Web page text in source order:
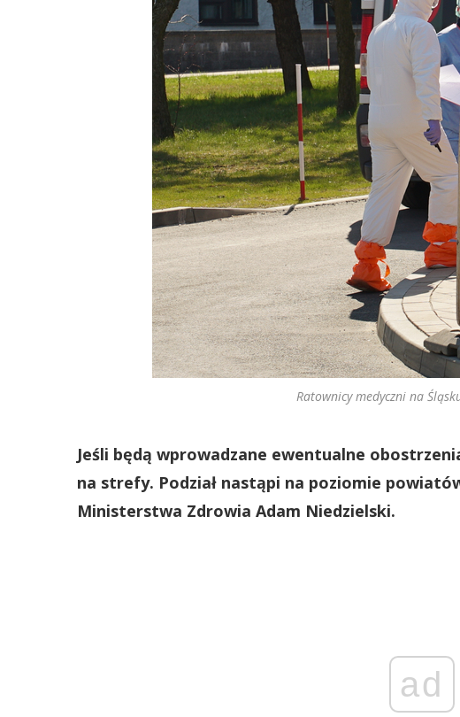
Ratownicy medyczni na
Jeśli będą wprowadzane ewentualne
na strefy. Podział nastąpi na poziomie
Ministerstwa Zdrowia Adam Niedzielski.
ad